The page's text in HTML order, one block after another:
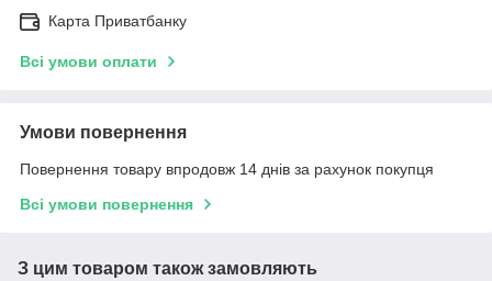
Карта Приватбанку
Всі умови оплати
Умови повернення
Повернення товару впродовж 14 днів за рахунок покупця
Всі умови повернення
З цим товаром також замовляють